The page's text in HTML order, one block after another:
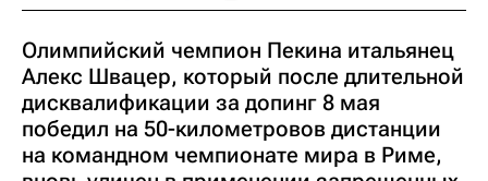
Олимпийский чемпион Пекина итальянец
Алекс Швацер, который после длительной
дисквалификации за допинг 8 мая
победил на 50-километровов дистанции
на командном чемпионате мира в Риме,